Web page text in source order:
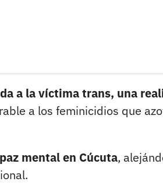
a la víctima trans, una
a los feminicidios que
mental en Cúcuta,